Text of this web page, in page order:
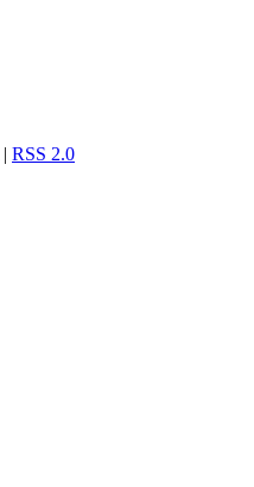
| RSS 2.0